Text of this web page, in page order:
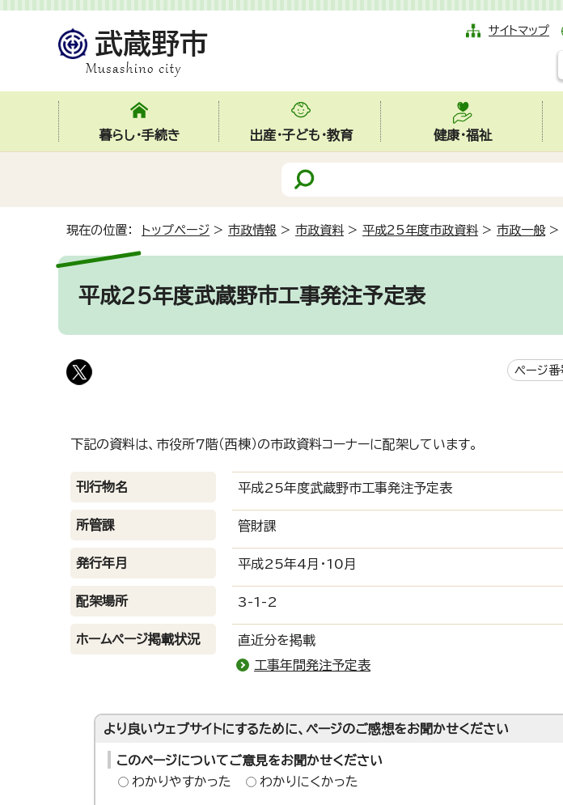
サイトマップ
暮らし・手続き 出産・子ども・教育 健康・福祉
現在の位置： トップページ > 市政情報 > 市政資料 > 平成25年度市政資料 > 市政一般>
平成25年度武蔵野市工事発注予定表
ページ
下記の資料は、市役所7階（西棟）の市政資料コーナーに配架しています。
刊行物名 平成25年度武蔵野市工事発注予定表
所管課 管財課
発行年月 平成25年4月・10月
配架場所 3-1-2
ホームページ掲載状況
直近分を掲載
工事年間発注予定表
より良いウェブサイトにするために、ページのご感想をお聞かせください
このページについてご意見をお聞かせください
わかりやすかった
わかりにくかった